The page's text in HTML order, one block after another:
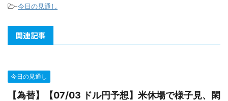
-今日の見通し
関連記事
今日の見通し
【為替】【07/03 ドル円予想】米休場で様子見、閑